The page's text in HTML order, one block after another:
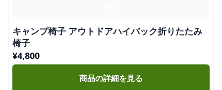
キャンプ椅子 アウトドアハイバック折りたたみ
椅子
¥4,800
商品の詳細を見る